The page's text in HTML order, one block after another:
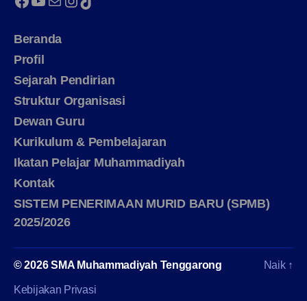
Beranda
Profil
Sejarah Pendirian
Struktur Organisasi
Dewan Guru
Kurikulum & Pembelajaran
Ikatan Pelajar Muhammadiyah
Kontak
SISTEM PENERIMAAN MURID BARU (SPMB)
2025/2026
© 2026SMA Muhammadiyah Tenggarong
Kebijakan Privasi
Naik ↑